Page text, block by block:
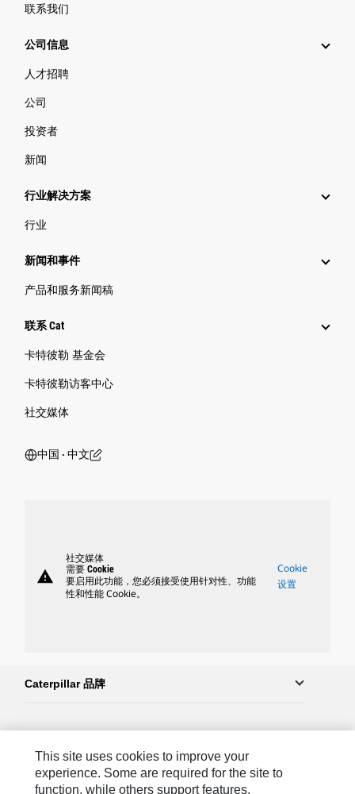
联系我们
公司信息
人才招聘
公司
投资者
新闻
行业解决方案
行业
新闻和事件
产品和服务新闻稿
联系 Cat
卡特彼勒 基金会
卡特彼勒访客中心
社交媒体
中国 ‧ 中文
warning
社交媒体
需要 Cookie
要启用此功能，您必须接受使用针对性、功能
性和性能 Cookie。
Cookie
设置
Caterpillar 品牌
联系 Caterpillar
This site uses cookies to improve your
experience. Some are required for the site to
function, while others support features,